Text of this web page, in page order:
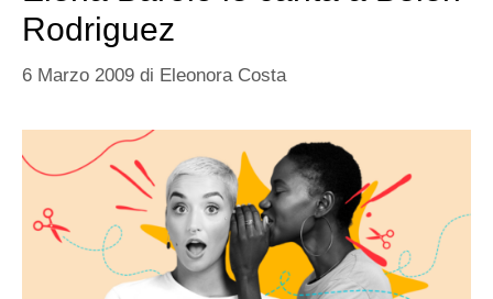
Rodriguez
6 Marzo 2009 di Eleonora Costa